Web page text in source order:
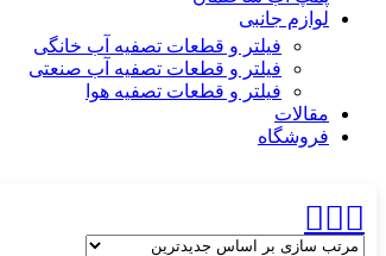
لوازم جانبی
فیلتر و قطعات تصفیه آب خانگی
فیلتر و قطعات تصفیه آب صنعتی
فیلتر و قطعات تصفیه هوا
مقالات
فروشگاه